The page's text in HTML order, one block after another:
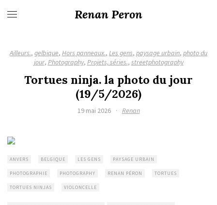
Renan Peron
Ailleurs., gelbique, Hors panneaux., Les gens, paysage urbain, photo du
jour, Photography, Projets, séries., streetphotography
Tortues ninja. la photo du jour
(19/5/2026)
19 mai 2026 · Renan
ANVERS BELGIQUE LES GENS PAYSAGE URBAIN
PHOTOGRAPHIE PHOTOGRAPHY RENAN PÉRON TORTUES
TORTUES NINJAS VIOLONCELLE